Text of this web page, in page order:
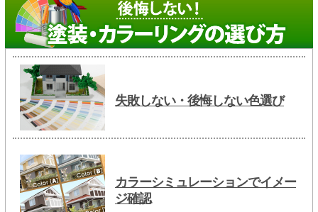
失敗しない・後悔しない色選び
カラーシミュレーションでイメー
ジ確認